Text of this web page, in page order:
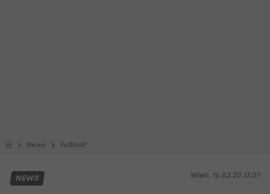
News Fußball
Wien, 16.03.20 13:07
NEWS